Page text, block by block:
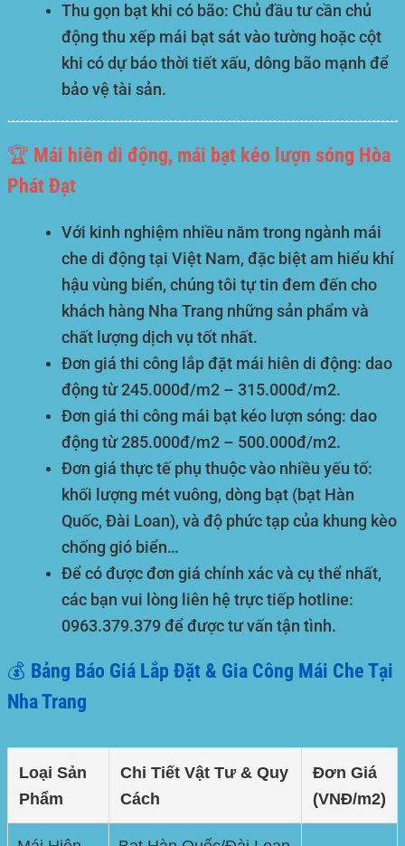
Thu gọn bạt khi có bão: Chủ đầu tư cần chủ
động thu xếp mái bạt sát vào tường hoặc cột
khi có dự báo thời tiết xấu, dông bão mạnh để
bảo vệ tài sản.
🏆 Mái hiên di động, mái bạt kéo lượn sóng Hòa
Phát Đạt
Với kinh nghiệm nhiều năm trong ngành mái
che di động tại Việt Nam, đặc biệt am hiểu khí
hậu vùng biển, chúng tôi tự tin đem đến cho
khách hàng Nha Trang những sản phẩm và
chất lượng dịch vụ tốt nhất.
Đơn giá thi công lắp đặt mái hiên di động: dao
động từ245.000đ/m2 – 315.000đ/m2.
Đơn giá thi công mái bạt kéo lượn sóng: dao
động từ285.000đ/m2 – 500.000đ/m2.
Đơn giá thực tế phụ thuộc vào nhiều yếu tố:
khối lượng mét vuông, dòng bạt (bạt Hàn
Quốc, Đài Loan), và độ phức tạp của khung kèo
chống gió biển…
Để có được đơn giá chính xác và cụ thể nhất,
các bạn vui lòng liên hệ trực tiếp hotline:
0963.379.379để được tư vấn tận tình.
💰 Bảng Báo Giá Lắp Đặt & Gia Công Mái Che Tại
Nha Trang
Loại Sản
Phẩm
Chi Tiết Vật Tư & Quy
Cách
Đơn Giá
(VNĐ/m2)